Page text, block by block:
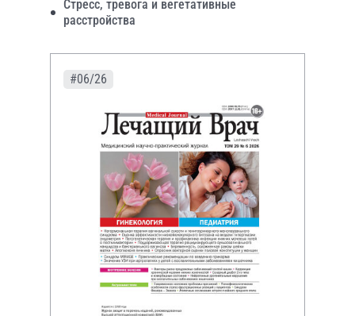
Стресс, тревога и вегетативные
расстройства
#06/26